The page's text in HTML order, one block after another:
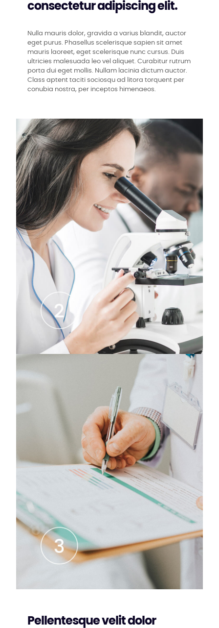
consectetur adipiscing elit.
Nulla mauris dolor, gravida a varius blandit, auctor
eget purus. Phasellus scelerisque sapien sit amet
mauris laoreet, eget scelerisque nunc cursus. Duis
ultricies malesuada leo vel aliquet. Curabitur rutrum
porta dui eget mollis. Nullam lacinia dictum auctor.
Class aptent taciti sociosqu ad litora torquent per
conubia nostra, per inceptos himenaeos.
Pellentesque velit dolor